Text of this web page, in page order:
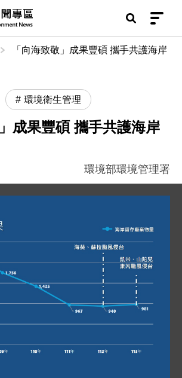
聞專區
「向海致敬」成果豐碩 攜手共護海岸
環境衛生管理
成果豐碩 攜手共護海岸
環境部環境管理署